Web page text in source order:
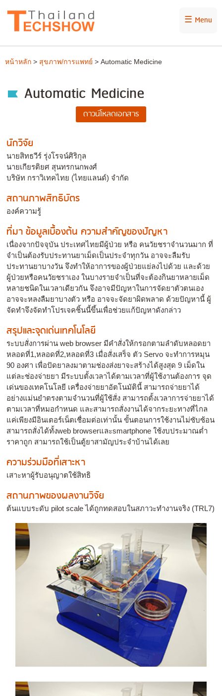
☰ Menu
หน้าหลัก > สุขภาพ/การแพทย์ > Automatic Medicine
Automatic Medicine
นักวิจัย
นายสิทธวีร์ รุ่งโรจน์ศิริกุล
นายเกียรติยศ สุนทรกนกพงศ์
บริษัท กราวิเทคไทย (ไทยแลนด์) จำกัด
สถานภาพสิทธิบัตร
องค์ความรู้
ที่มา ข้อมูลเบื้องต้น ความสำคัญของปัญหา
เนื่องจากปัจจุบัน ประเทศไทยมีผู้ป่วย หรือ คนวัยชราจำนวนมาก ที่
จำเป็นต้องรับประทานยาเม็ดเป็นประจำทุกวัน อาจจะลืมรับ
ประทานยาบางวัน จึงทำให้อาการของผู้ป่วยแย่ลงไปด้วย และด้วย
ผู้ป่วยหรือคนวัยชราเอง ในบางรายจำเป็นที่จะต้องกินยาหลายเม็ด
หลายชนิดในเวลาเดียวกัน จึงอาจมีปัญหาในการจัดยาตัวตนเอง
อาจจะหลงลืมยาบางตัว หรือ อาจจะจัดยาผิดพลาด ด้วยปัญหานี้ ผู้
จัดทำจึงจัดทำโปรเจคชิ้นนี้ขึ้นเพื่อช่วยแก้ปัญหาดังกล่าว
สรุปและจุดเด่นเทคโนโลยี
ระบบสั่งการผ่าน web browser มีคำสั่งให้กรอกตามลำดับหลอดยา
หลอดที่1,หลอดที่2,หลอดที่3 เมื่อสั่งเสร็จ ตัว Servo จะทำการหมุน
90 องศา เพื่อปัดยาลงมาตามช่องส่งยาจะสร้างได้สูงสุด 9 เม็ดใน
แต่ละช่องจ่ายยา มีระบบตั้งเวลาได้ตามเวลาที่ผู้ใช้งานต้องการ จุด
เด่นของเทคโนโลยี เครื่องจ่ายยาอัตโนมัตินี้ สามารถจ่ายยาได้
อย่างแม่นยำตรงตามจำนวนที่ผู้ใช้สั่ง สามารถตั้งเวลาการจ่ายยาได้
ตามเวลาที่หมอกำหนด และสามารถสั่งงานได้จากระยะทางที่ไกล
แค่เพียงมีอินเตอร์เน็ตเชื่อมต่อเท่านั้น ขั้นตอนการใช้งานไม่ซับซ้อน
สามารถสั่งได้ทั้งweb browserและsmartphone ใช้งบประมาณต่ำ
ราคาถูก สามารถใช้เป็นตู้ยาสามัญประจำบ้านได้เลย
ความร่วมมือที่เสาะหา
เสาะหาผู้รับอนุญาตใช้สิทธิ
สถานภาพของผลงานวิจัย
ต้นแบบระดับ pilot scale ได้ถูกทดสอบในสภาวะทำงานจริง (TRL7)